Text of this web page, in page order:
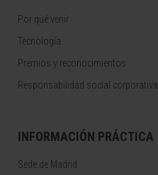
Por qué venir
Tecnología
Premios y reconocimientos
Responsabilidad social corporativa
INFORMACIÓN PRÁCTICA
Sede de Madrid